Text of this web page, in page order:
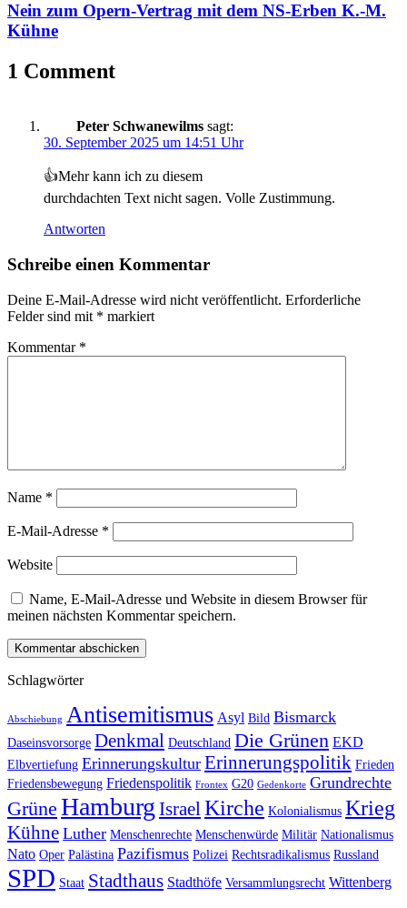
Nein zum Opern-Vertrag mit dem NS-Erben K.-M.
Kühne
1 Comment
Peter Schwanewilms sagt:
30. September 2025 um 14:51 Uhr
👍Mehr kann ich zu diesem
durchdachten Text nicht sagen. Volle Zustimmung.
Antworten
Schreibe einen Kommentar
Deine E-Mail-Adresse wird nicht veröffentlicht. Erforderliche
Felder sind mit * markiert
Kommentar *
Name *
E-Mail-Adresse *
Website
Name, E-Mail-Adresse und Website in diesem Browser für
meinen nächsten Kommentar speichern.
Schlagwörter
Abschiebung Antisemitismus Asyl Bild Bismarck
Daseinsvorsorge Denkmal Deutschland Die Grünen EKD
Elbvertiefung Erinnerungskultur Erinnerungspolitik Frieden
Friedensbewegung Friedenspolitik Frontex G20 Gedenkorte Grundrechte
Grüne Hamburg Israel Kirche Kolonialismus Krieg
Kühne Luther Menschenrechte Menschenwürde Militär Nationalismus
Nato Oper Palästina Pazifismus Polizei Rechtsradikalismus Russland
SPD Staat Stadthaus Stadthöfe Versammlungsrecht Wittenberg